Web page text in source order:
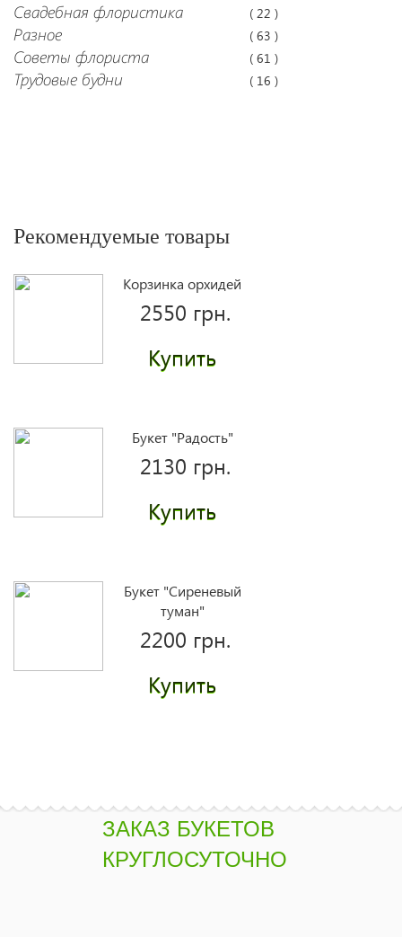
Свадебная флористика ( 22 )
Разное ( 63 )
Советы флориста ( 61 )
Трудовые будни ( 16 )
Рекомендуемые товары
Корзинка орхидей
2550 грн.
Купить
Букет "Радость"
2130 грн.
Купить
Букет "Сиреневый
туман"
2200 грн.
Купить
Купить
ЗАКАЗ БУКЕТОВ
КРУГЛОСУТОЧНО